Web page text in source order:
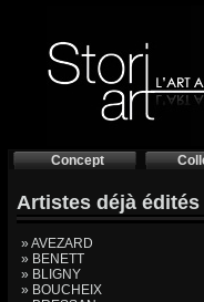
Concept
Artistes déjà édités
» AVEZARD
» BENETT
» BLIGNY
» BOUCHEIX